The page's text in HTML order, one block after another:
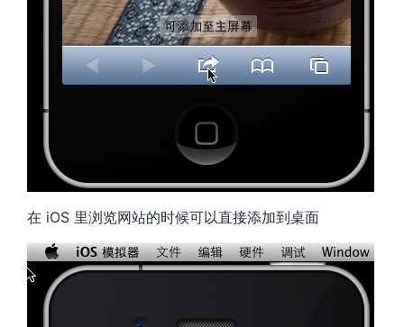
在 iOS 里浏览网站的时候可以直接添加到桌面